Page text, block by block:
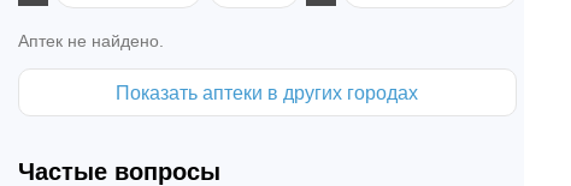
Аптек не найдено.
Показать аптеки в других городах
Частые вопросы